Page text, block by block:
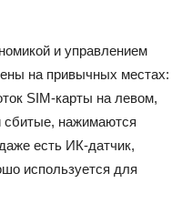
и управлением
на привычных местах:
SIM-карты на левом,
сбитые, нажимаются
есть ИК-датчик,
используется для